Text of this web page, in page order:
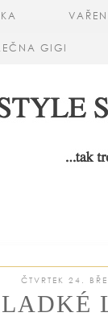
GIGI
ČTVRTEK 24.